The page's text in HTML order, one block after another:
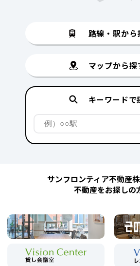
路線・駅から
マップから探
キーワードで
サンフロンティア不動産
不動産をお探しの